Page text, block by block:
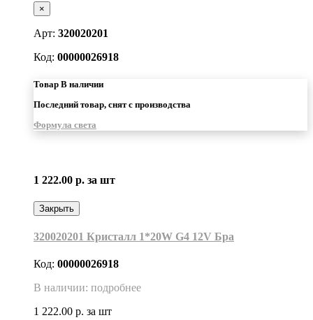
×
Арт: 320020201
Код: 00000026918
Товар В наличии
Последний товар, снят с производства
Формула света
1 222.00 р. за шт
Закрыть
320020201 Кристалл 1*20W G4 12V Бра
Код: 00000026918
В наличии: подробнее
1 222.00 р. за шт